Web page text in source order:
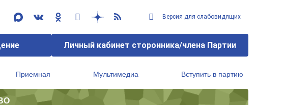
Версия для слабовидящих
Личный кабинет сторонника/члена Партии
Приемная Мультимедиа Вступить в партию